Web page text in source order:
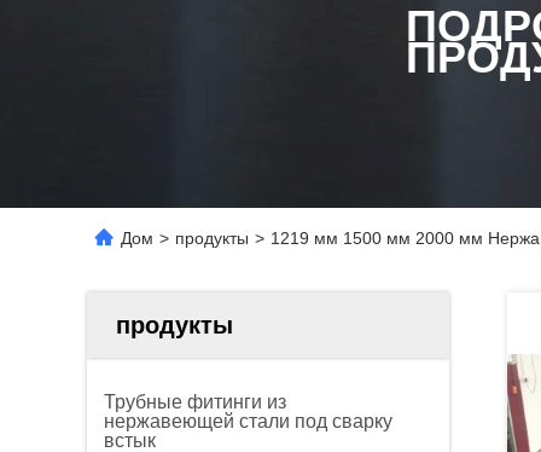
Дом > продукты > 1219 мм 1500 мм 2000 мм
продукты
Трубные фитинги из
нержавеющей стали под сварку
встык